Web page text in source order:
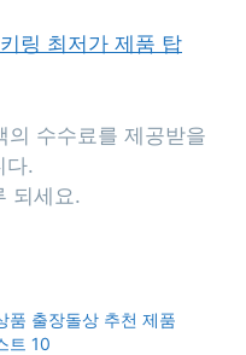
링 최저가 제품 탑
의 수수료를 제공받을
다.
되세요.
품 출장돌상 추천 제품
트 10